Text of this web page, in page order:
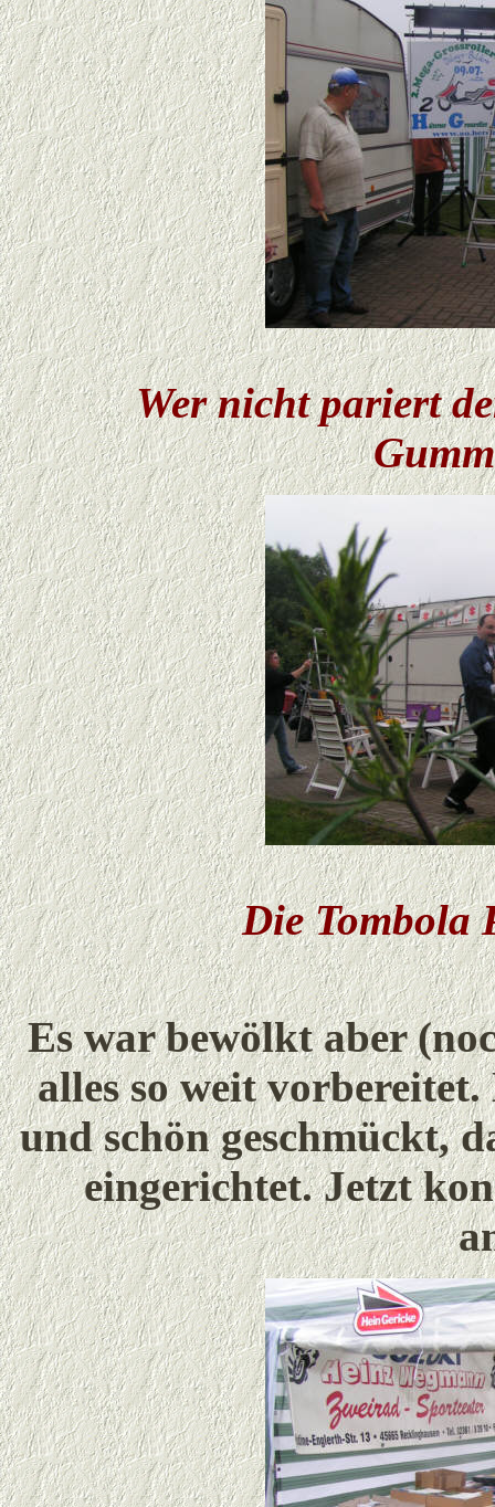
Wer nicht pariert
Die Tombola
Es war bewölkt aber
alles so weit
und schön geschmückt,
eingerichtet. Jetzt